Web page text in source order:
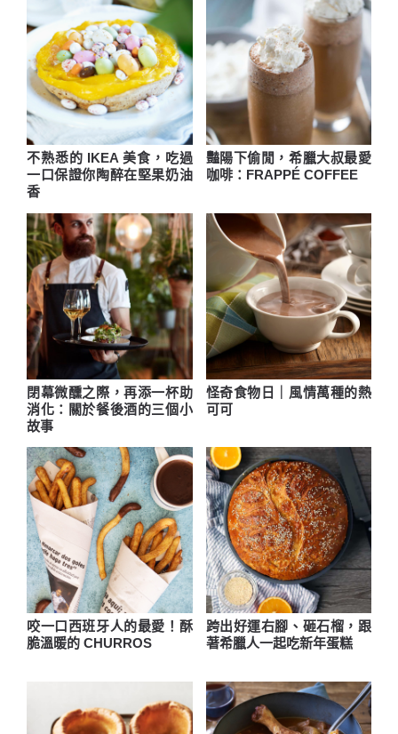
不熟悉的 IKEA 美食，吃過
一口保證你陶醉在堅果奶油
香
豔陽下偷閒，希臘大叔最愛
咖啡：FRAPPÉ COFFEE
閉幕微醺之際，再添一杯助
消化：關於餐後酒的三個小
故事
怪奇食物日｜風情萬種的熱
可可
咬一口西班牙人的最愛！酥
脆溫暖的 CHURROS
跨出好運右腳、砸石榴，跟
著希臘人一起吃新年蛋糕